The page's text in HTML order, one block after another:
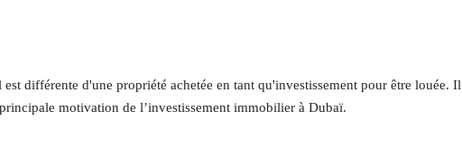
différente d'une propriété achetée en tant qu'investissement pour être louée. Il
motivation de l’investissement immobilier à Dubaï.